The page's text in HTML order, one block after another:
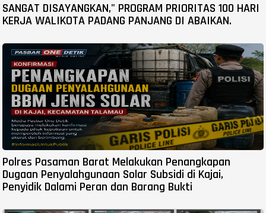
SANGAT DISAYANGKAN," PROGRAM PRIORITAS 100 HARI
KERJA WALIKOTA PADANG PANJANG DI ABAIKAN.
Polres Pasaman Barat Melakukan Penangkapan
Dugaan Penyalahgunaan Solar Subsidi di Kajai,
Penyidik Dalami Peran dan Barang Bukti